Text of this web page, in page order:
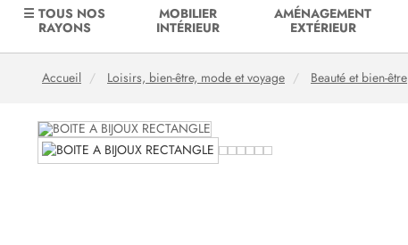
☰ TOUS NOS
RAYONS
MOBILIER
INTÉRIEUR
AMÉNAGEMENT
EXTÉRIEUR
Accueil Loisirs, bien-être, mode et voyage Beauté et bien-être